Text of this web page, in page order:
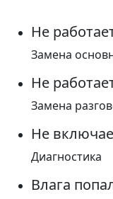
Не
Замена
Не
Замена
Не
Диагностика
Влага